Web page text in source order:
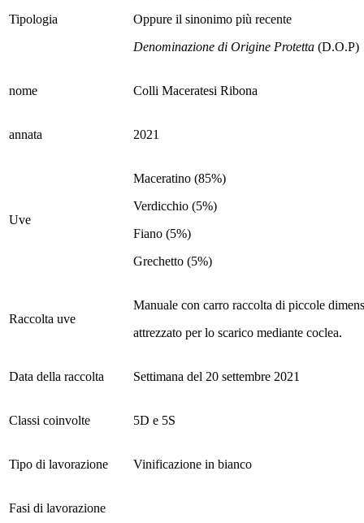
Tipologia
Oppure il sinonimo più recente
Denominazione di Origine Protetta (D.O.P)
nome Colli Maceratesi Ribona
annata 2021
Uve
Maceratino (85%)
Verdicchio (5%)
Fiano (5%)
Grechetto (5%)
Raccolta uve
Manuale con carro raccolta di piccole
attrezzato per lo scarico mediante coclea.
Data della raccolta Settimana del 20 settembre 2021
Classi coinvolte 5D e 5S
Tipo di lavorazione Vinificazione in bianco
Fasi di lavorazione